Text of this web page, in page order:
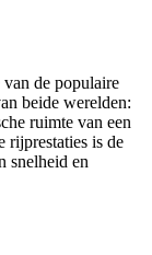
de populaire
beide werelden:
ruimte van een
rijprestaties is de
snelheid en